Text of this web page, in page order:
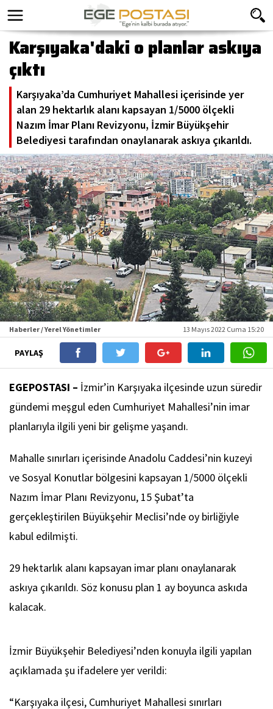
Karşıyaka'daki o planlar askıya
çıktı
Karşıyaka’da Cumhuriyet Mahallesi içerisinde yer
alan 29 hektarlık alanı kapsayan 1/5000 ölçekli
Nazım İmar Planı Revizyonu, İzmir Büyükşehir
Belediyesi tarafından onaylanarak askıya çıkarıldı.
Haberler / Yerel Yönetimler 13 Mayıs 2022 Cuma 15:20
PAYLAŞ
EGEPOSTASI – İzmir’in Karşıyaka ilçesinde uzun süredir
gündemi meşgul eden Cumhuriyet Mahallesi’nin imar
planlarıyla ilgili yeni bir gelişme yaşandı.
Mahalle sınırları içerisinde Anadolu Caddesi’nin kuzeyi
ve Sosyal Konutlar bölgesini kapsayan 1/5000 ölçekli
Nazım İmar Planı Revizyonu, 15 Şubat’ta
gerçekleştirilen Büyükşehir Meclisi’nde oy birliğiyle
kabul edilmişti.
29 hektarlık alanı kapsayan imar planı onaylanarak
askıya çıkarıldı. Söz konusu plan 1 ay boyunca askıda
kalacak.
İzmir Büyükşehir Belediyesi’nden konuyla ilgili yapılan
açıklamada şu ifadelere yer verildi:
“Karşıyaka ilçesi, Cumhuriyet Mahallesi sınırları